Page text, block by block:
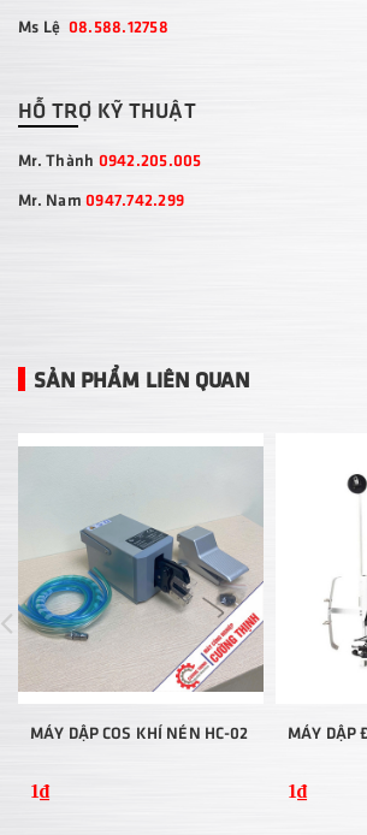
Ms Lệ 08.588.12758
HỖ TRỢ KỸ THUẬT
Mr. Thành 0942.205.005
Mr. Nam 0947.742.299
SẢN PHẨM LIÊN QUAN
MÁY DẬP COS KHÍ NÉN HC-02
1₫
MÁY DẬP
1₫